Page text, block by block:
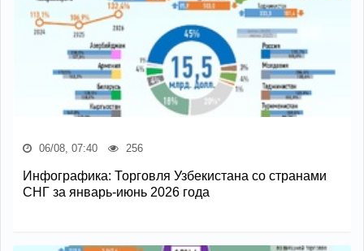
06/08, 07:40 256
Инфографика: Торговля Узбекистана со странами
СНГ за январь-июнь 2026 года